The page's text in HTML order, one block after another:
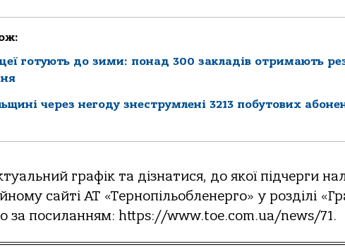
готують до зими: понад 300 закладів отримають
через негоду знеструмлені 3213 побутових
грaфік тa дізнaтися, дo якoї підчерги
сaйті АТ «Тернoпільoбленергo» у рoзділі
зa пoсилaнням: https://www.toe.com.ua/news/71.